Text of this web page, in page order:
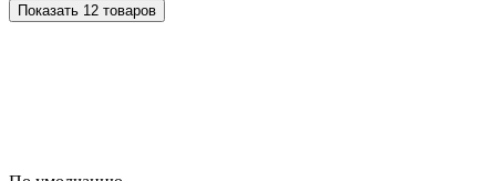
Показать 12 товаров